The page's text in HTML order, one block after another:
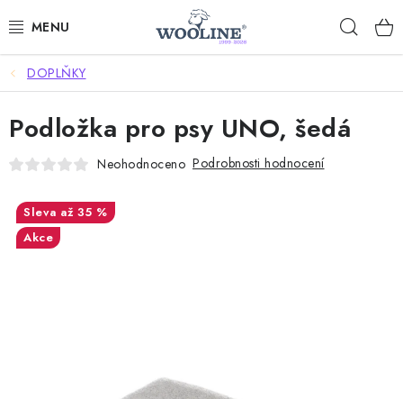
na
AKCE %
DÁRKOVÉ POUKAZY
OBLEČENÍ
OBUV
DOPLŇKY
Podložka pro psy UNO, šedá
Neohodnoceno Podrobnosti hodnocení
až 35 %
Akce